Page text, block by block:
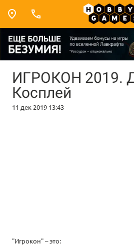
ИГРОКОН 2019.
Косплей
11 дек 2019 13:43
"Игрокон" – это: